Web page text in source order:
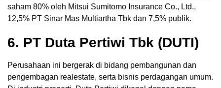
saham 80% oleh Mitsui Sumitomo Insurance Co., Ltd.,
12,5% PT Sinar Mas Multiartha Tbk dan 7,5% publik.
6. PT Duta Pertiwi Tbk (DUTI)
Perusahaan ini bergerak di bidang pembangunan dan
pengembagan realestate, serta bisnis perdagangan umum.